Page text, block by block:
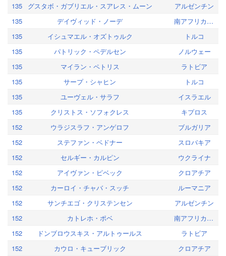
135
グスタボ・ガブリエル・スアレス・ムーン
アルゼンチン
135
デイヴィッド・ノーデ
南アフリカ共和国
135
イシュマエル・オズトゥルク
トルコ
135
パトリック・ペデルセン
ノルウェー
135
マイラン・ペトリス
ラトビア
135
サープ・シャヒン
トルコ
135
ユーヴェル・サラフ
イスラエル
135
クリストス・ソフォクレス
キプロス
152
ウラジスラフ・アンゲロフ
ブルガリア
152
ステファン・ベドナー
スロバキア
152
セルギー・カルピン
ウクライナ
152
アイヴァン・ピベック
クロアチア
152
カーロイ・チャバ・スッチ
ルーマニア
152
サンチエゴ・クリステンセン
アルゼンチン
152
カトレホ・ポベ
南アフリカ共和国
152
ドンブロウスキス・アルトゥールス
ラトビア
152
カウロ・キューブリック
クロアチア